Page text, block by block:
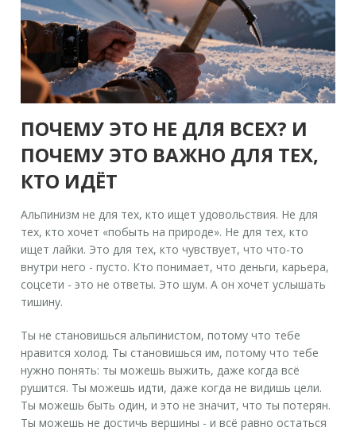
ПОЧЕМУ ЭТО НЕ ДЛЯ ВСЕХ? И
ПОЧЕМУ ЭТО ВАЖНО ДЛЯ ТЕХ,
КТО ИДЁТ
Альпинизм не для тех, кто ищет удовольствия. Не для
тех, кто хочет «побыть на природе». Не для тех, кто
ищет лайки. Это для тех, кто чувствует, что что-то
внутри него - пусто. Кто понимает, что деньги, карьера,
соцсети - это не ответы. Это шум. А он хочет услышать
тишину.
Ты не становишься альпинистом, потому что тебе
нравится холод. Ты становишься им, потому что тебе
нужно понять: ты можешь выжить, даже когда всё
рушится. Ты можешь идти, даже когда не видишь цели.
Ты можешь быть один, и это не значит, что ты потерян.
Ты можешь не достичь вершины - и всё равно остаться